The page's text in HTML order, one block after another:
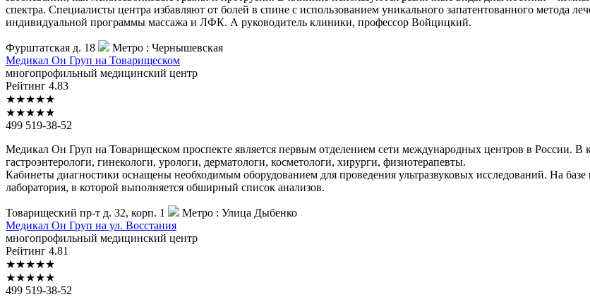
спектра. Специалисты центра избавляют от болей в спине с использованием уникального запатентованного метода
индивидуальной программы массажа и ЛФК. А руководитель клиники, профессор Войцицкий.
Фурштатская д. 18 Метро : Чернышевская
Медикал Он Груп на Товарищеском
многопрофильный медицинский центр
Рейтинг 4.83
★★★★★
★★★★★
499 519-38-52
Медикал Он Груп на Товарищеском проспекте является первым отделением сети международных центров в России.
гастроэнтерологи, гинекологи, урологи, дерматологи, косметологи, хирурги, физиотерапевты.
Кабинеты диагностики оснащены необходимым оборудованием для проведения ультразвуковых исследований. На
лаборатория, в которой выполняется обширный список анализов.
Товарищеский пр-т д. 32, корп. 1 Метро : Улица Дыбенко
Медикал Он Груп на ул. Восстания
многопрофильный медицинский центр
Рейтинг 4.81
★★★★★
★★★★★
499 519-38-52